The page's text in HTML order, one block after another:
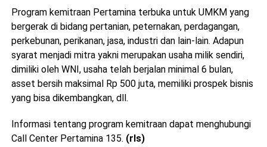
Program kemitraan Pertamina terbuka untuk UMKM yang
bergerak di bidang pertanian, peternakan, perdagangan,
perkebunan, perikanan, jasa, industri dan lain-lain. Adapun
syarat menjadi mitra yakni merupakan usaha milik sendiri,
dimiliki oleh WNI, usaha telah berjalan minimal 6 bulan,
asset bersih maksimal Rp 500 juta, memiliki prospek bisnis
yang bisa dikembangkan, dll.
Informasi tentang program kemitraan dapat menghubungi
Call Center Pertamina 135. (rls)